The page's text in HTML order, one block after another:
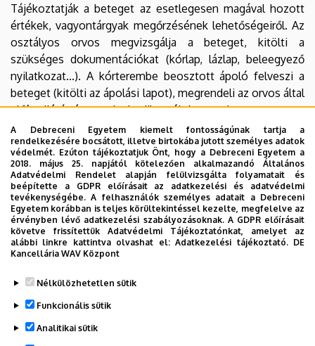
A Debreceni Egyetem kiemelt fontosságúnak tartja a
rendelkezésére bocsátott, illetve birtokába jutott személyes adatok
védelmét. Ezúton tájékoztatjuk Önt, hogy a Debreceni Egyetem a
2018. május 25. napjától kötelezően alkalmazandó Általános
Adatvédelmi Rendelet alapján felülvizsgálta folyamatait és
beépítette a GDPR előírásait az adatkezelési és adatvédelmi
tevékenységébe. A felhasználók személyes adatait a Debreceni
Egyetem korábban is teljes körültekintéssel kezelte, megfelelve az
érvényben lévő adatkezelési szabályozásoknak. A GDPR előírásait
követve frissítettük Adatvédelmi Tájékoztatónkat, amelyet az
alábbi linkre kattintva olvashat el:Adatkezelési tájékoztató. DE
Kancellária WAV Központ
Nélkülözhetetlen sütik
Funkcionális sütik
Analitikai sütik
Tájékoztatják a beteget az esetlegesen magával hozott
értékek, vagyontárgyak megőrzésének lehetőségeiről. Az
osztályos orvos megvizsgálja a beteget, kitölti a
szükséges dokumentációkat (kórlap, lázlap, beleegyező
nyilatkozat...). A kórterembe beosztott ápoló felveszi a
beteget (kitölti az ápolási lapot), megrendeli az orvos által
előírt diétát és gondoskodik arról, hogy a beteg az orvos
által előírt terápiát megkapja.
A betegek áthelyezése társosztályok felé leadott
konzíliumkérést követően történik, amennyiben az
illetékes szakorvos áthelyezést szükségesnek, a beteg
állapota a részlegünkön való további ellátást igényli.
A társosztályokról történő betegátvétel a részlegvezető
főorvossal történő megbeszélést követően történik.
Legutóbb frissítve: 2022. 08. 30. 11:05